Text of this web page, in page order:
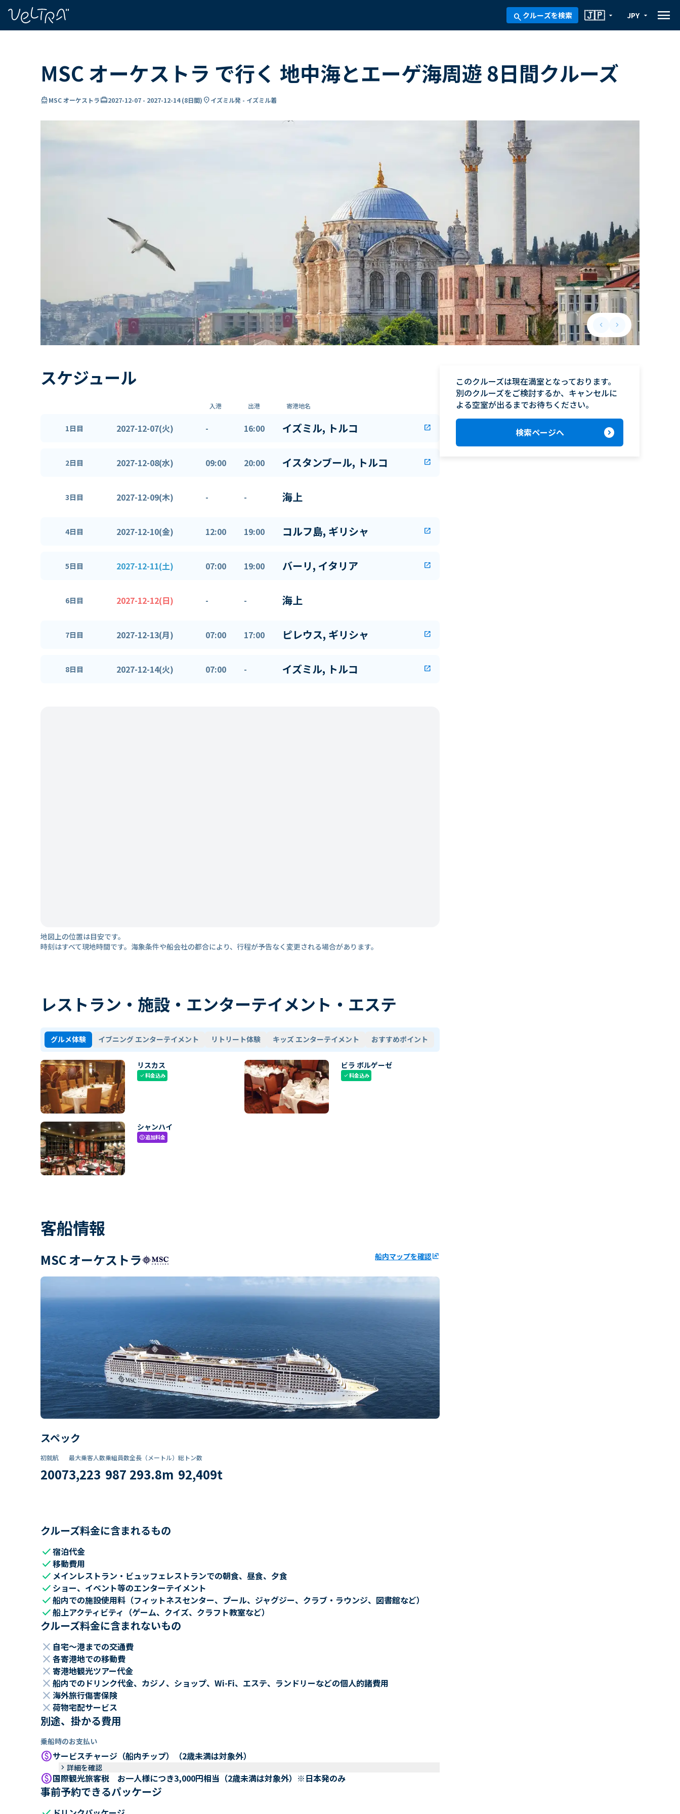
search クルーズを検索 arrow_drop_down
🇯🇵 arrow_drop_down
JPY menu
MSC オーケストラ で行く 地中海とエーゲ海周遊 8日間クルーズ
directions_boatMSC オーケストラcard_travel2027-12-07 - 2027-12-14(8日間) location_onイズミル発 - イズミル着
keyboard_arrow_leftPrevious slide
keyboard_arrow_rightNext slide
スケジュール
入港 出港 寄港地名
1日目 2027-12-07(火) - 16:00 イズミル, トルコ open_in_new
2日目 2027-12-08(水) 09:00 20:00 イスタンブール, トルコ open_in_new
3日目 2027-12-09(木) - - 海上
4日目 2027-12-10(金) 12:00 19:00 コルフ島, ギリシャ open_in_new
5日目 2027-12-11(土) 07:00 19:00 バーリ, イタリア open_in_new
6日目 2027-12-12(日) - - 海上
7日目 2027-12-13(月) 07:00 17:00 ピレウス, ギリシャ open_in_new
8日目 2027-12-14(火) 07:00 - イズミル, トルコ open_in_new
地図上の位置は目安です。
時刻はすべて現地時間です。海象条件や船会社の都合により、行程が予告なく変更される場合があります。
レストラン・施設・エンターテイメント・エステ
グルメ体験 イブニング エンターテイメント リトリート体験 キッズ エンターテイメント おすすめポイント
リスカス
check料金込み
ビラ ボルゲーゼ
check料金込み
シャンハイ
paid追加料金
客船情報
MSC オーケストラ 船内マップを確認ungroup
スペック
初就航
2007
最大乗客人数
3,223
乗組員数​
987
全長（メートル）
293.8m
総トン数​
92,409t
クルーズ料金に含まれるもの
check宿泊代金
check移動費用
check メインレストラン・ビュッフェレストランでの朝食、昼食、夕食
check ショー、イベント等のエンターテイメント
check船内での施設使用料（フィットネスセンター、プール、ジャグジー、クラブ・ラウンジ、図書館など）
check船上アクティビティ（ゲーム、クイズ、クラフト教室など）
クルーズ料金に含まれないもの
close 自宅～港までの交通費
close 各寄港地での移動費
close 寄港地観光ツアー代金
close 船内でのドリンク代金、カジノ、ショップ、Wi-Fi、エステ、ランドリーなどの個人的諸費用
close 海外旅行傷害保険
close 荷物宅配サービス
別途、掛かる費用
乗船時のお支払い
paidサービスチャージ（船内チップ）（2歳未満は対象外）
keyboard_arrow_right 詳細を確認
paid国際観光旅客税 お一人様につき3,000円相当（2歳未満は対象外）※日本発のみ
事前予約できるパッケージ
このクルーズは現在満室となっております。
別のクルーズをご検討するか、キャンセルに
よる空室が出るまでお待ちください。
検索ページへ expand_circle_right